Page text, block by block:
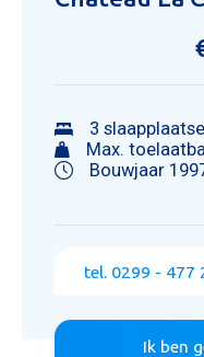
3
Max.
Bouwjaar
tel. 0299 - 477
Ik ben